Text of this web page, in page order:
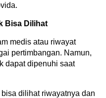
Bisa Dilihat
medis atau riwayat
pertimbangan. Namun,
dapat dipenuhi saat
dilihat riwayatnya dan